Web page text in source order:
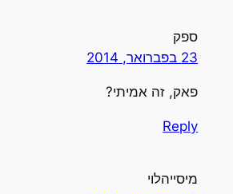
ספק
23 בפברואר, 2014
פאק, זה אמיתי?
Reply
מיסייהלוי